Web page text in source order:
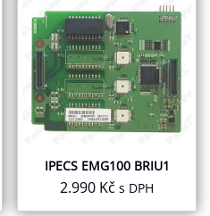
IPECS EMG100 BRIU1
2.990 Kč s DPH